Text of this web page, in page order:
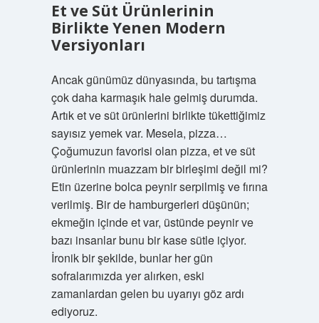
Et ve Süt Ürünlerinin
Birlikte Yenen Modern
Versiyonları
Ancak günümüz dünyasında, bu tartışma
çok daha karmaşık hale gelmiş durumda.
Artık et ve süt ürünlerini birlikte tükettiğimiz
sayısız yemek var. Mesela, pizza…
Çoğumuzun favorisi olan pizza, et ve süt
ürünlerinin muazzam bir birleşimi değil mi?
Etin üzerine bolca peynir serpilmiş ve fırına
verilmiş. Bir de hamburgerleri düşünün;
ekmeğin içinde et var, üstünde peynir ve
bazı insanlar bunu bir kase sütle içiyor.
İronik bir şekilde, bunlar her gün
sofralarımızda yer alırken, eski
zamanlardan gelen bu uyarıyı göz ardı
ediyoruz.